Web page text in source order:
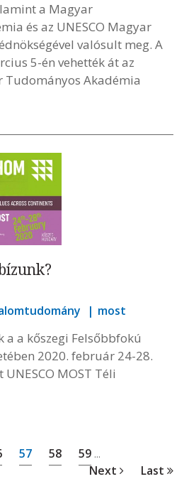
a Magyar
és az UNESCO Magyar
valósult meg. A
5-én vehették át az
Tudományos Akadémia
most
a a kőszegi Felsőbbfokú
2020. február 24-28.
MOST Téli
57 58 59 ...
Next Last